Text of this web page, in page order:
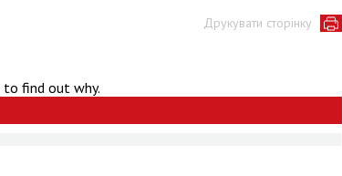
Друкувати сторінку
find out why.